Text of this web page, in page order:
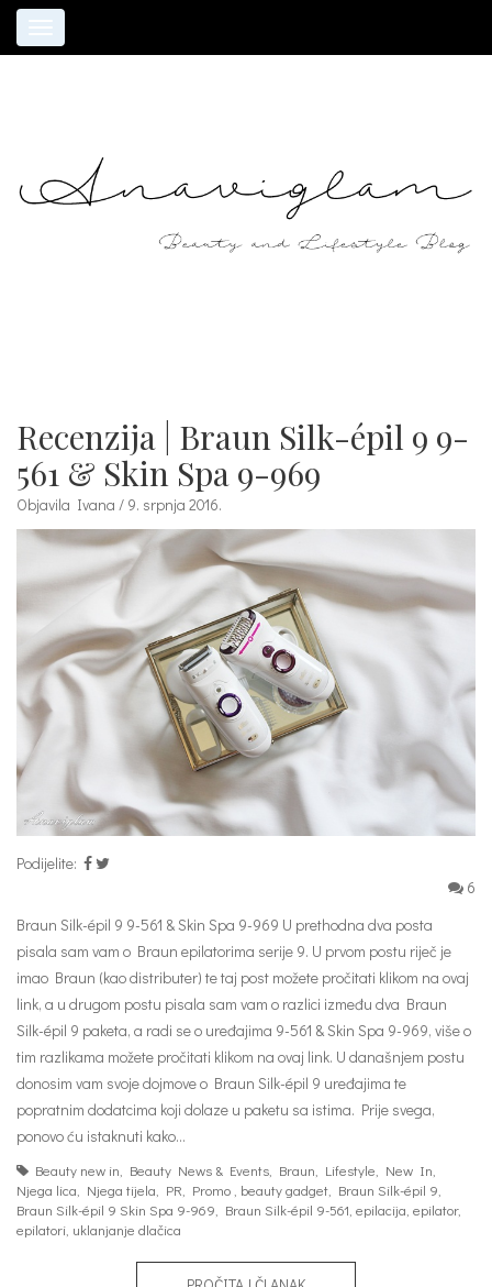
Toggle
Recenzija | Braun Silk-épil 9 9-
561 & Skin Spa 9-969
Objavila Ivana / 9. srpnja 2016.
Podijelite:
6
Braun Silk-épil 9 9-561 & Skin Spa 9-969 U prethodna dva posta
pisala sam vam o Braun epilatorima serije 9. U prvom postu riječ je
imao Braun (kao distributer) te taj post možete pročitati klikom na ovaj
link, a u drugom postu pisala sam vam o razlici između dva Braun
Silk-épil 9 paketa, a radi se o uređajima 9-561 & Skin Spa 9-969, više o
tim razlikama možete pročitati klikom na ovaj link. U današnjem postu
donosim vam svoje dojmove o Braun Silk-épil 9 uređajima te
popratnim dodatcima koji dolaze u paketu sa istima. Prije svega,
ponovo ću istaknuti kako…
Beauty new in Beauty News & Events Braun Lifestyle New In
Njega lica
Njega tijela PR Promo beauty gadget Braun Silk-épil 9
Braun Silk-épil 9 Skin Spa 9-969
Braun Silk-épil 9-561 epilacija epilator,
epilatori uklanjanje dlačica